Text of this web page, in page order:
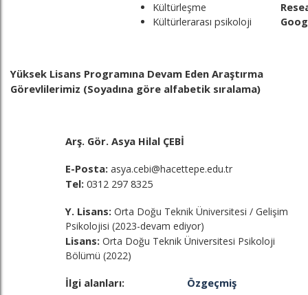
Kültürleşme
Kültürlerarası psikoloji
Yüksek Lisans Programına Devam Eden Araştırma
Görevlilerimiz (Soyadına göre alfabetik sıralama)
Arş. Gör. Asya Hilal ÇEBİ
E-Posta: asya.cebi@hacettepe.edu.tr
Tel: 0312 297 8325
Y. Lisans: Orta Doğu Teknik Üniversitesi / Gelişim
Psikolojisi (2023-devam ediyor)
Lisans: Orta Doğu Teknik Üniversitesi Psikoloji
Bölümü (2022)
İlgi alanları:
Özgeçmiş